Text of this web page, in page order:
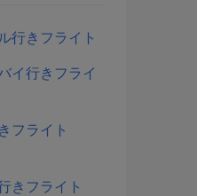
行きフライト
イ行きフライ
フライト
きフライト